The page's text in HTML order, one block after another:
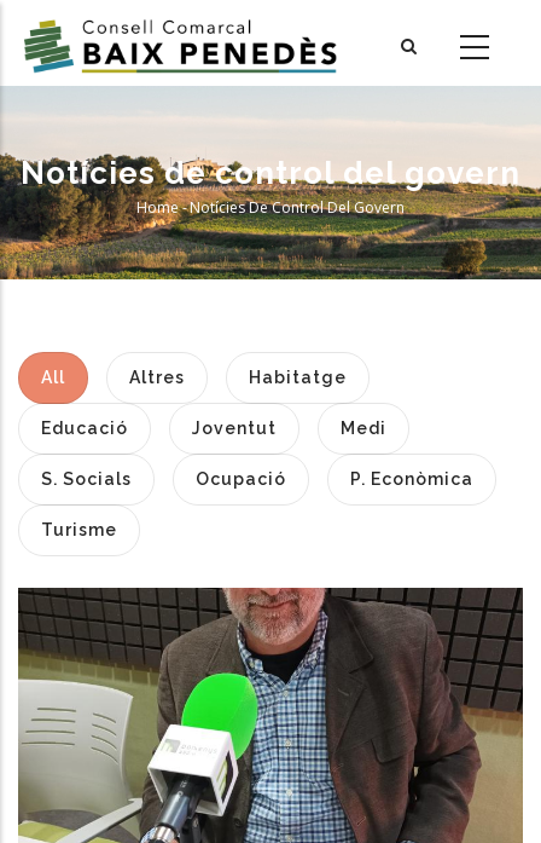
main
Notícies de control del govern
Breadcrumb
Home-Notícies De Control Del Govern
All Altres Habitatge
Educació Joventut Medi
S. Socials Ocupació P. Econòmica
Turisme
ENTREVISTA A DAVID PULIDO.
CONSELLER D'HISENDA I QUALITAT
DE SERVEIS AL CONSELL
COMARCAL
Altres